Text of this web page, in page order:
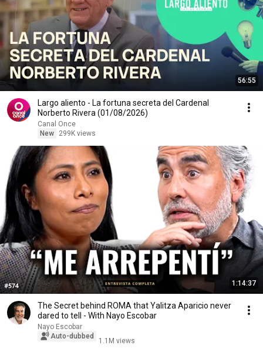
56:55
Largo aliento - La fortuna secreta del Cardenal
Norberto Rivera (01/08/2026)
Canal Once
New
299K views
1:14:37
The Secret behind ROMA that Yalitza Aparicio never
dared to tell - With Nayo Escobar
Nayo Escobar
Auto-dubbed
1.1M views